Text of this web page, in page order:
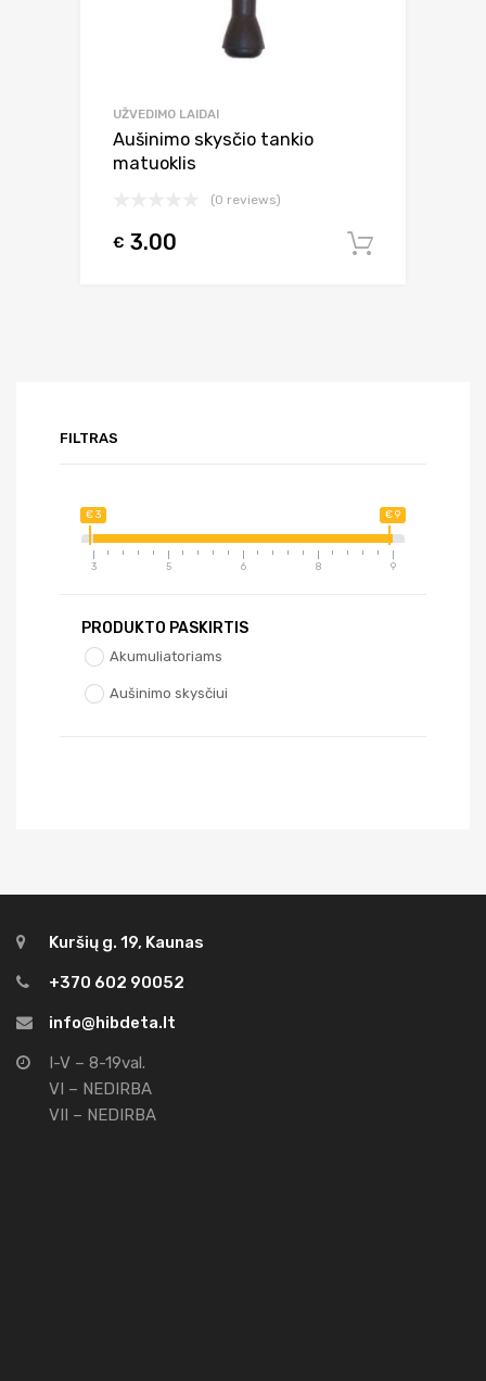
UŽVEDIMO LAIDAI
Aušinimo skysčio tankio
matuoklis
(0 reviews)
€ 3.00
FILTRAS
€ 3 € 9
3 5 6 8 9
PRODUKTO PASKIRTIS
Akumuliatoriams
Aušinimo skysčiui
Kuršių g. 19, Kaunas
+370 602 90052
info@hibdeta.lt
I-V – 8-19val.
VI – NEDIRBA
VII – NEDIRBA